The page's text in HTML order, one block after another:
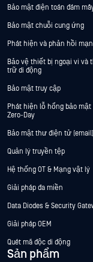
Bảo mật điện toán đám
Bảo mật chuỗi cung ứng
Phát hiện và phản hồi
Bảo vệ thiết bị ngoại vi và
trữ di động
Bảo mật truy cập
Phát hiện lỗ hổng bảo mật
Zero-Day
Bảo mật thư điện tử (email)
Quản lý truyền tệp
Hệ thống OT & Mạng vật lý
Giải pháp đa miền
Data Diodes & Security
Giải pháp OEM
Quét mã độc di động
Sản phẩm